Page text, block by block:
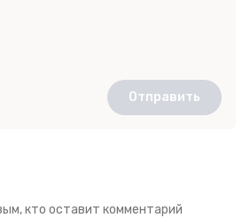
Отправить
кто оставит комментарий